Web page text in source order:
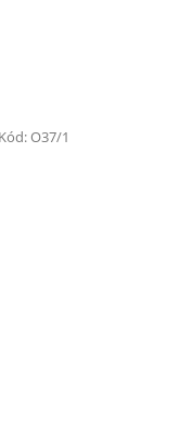
Kód:O37/1